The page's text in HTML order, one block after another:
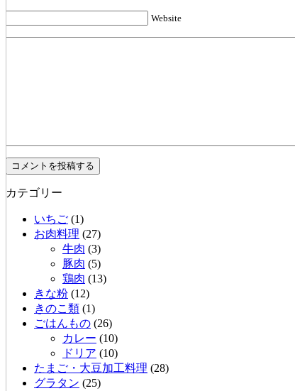
Website
カテゴリー
いちご (1)
お肉料理 (27)
牛肉 (3)
豚肉 (5)
鶏肉 (13)
きな粉 (12)
きのこ類 (1)
ごはんもの (26)
カレー (10)
ドリア (10)
たまご・大豆加工料理 (28)
グラタン (25)